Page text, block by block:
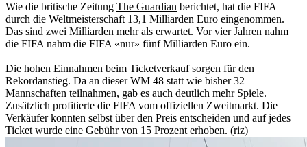
Wie die britische Zeitung The Guardian berichtet, hat die FIFA
durch die Weltmeisterschaft 13,1 Milliarden Euro eingenommen.
Das sind zwei Milliarden mehr als erwartet. Vor vier Jahren nahm
die FIFA nahm die FIFA «nur» fünf Milliarden Euro ein.
Die hohen Einnahmen beim Ticketverkauf sorgen für den
Rekordanstieg. Da an dieser WM 48 statt wie bisher 32
Mannschaften teilnahmen, gab es auch deutlich mehr Spiele.
Zusätzlich profitierte die FIFA vom offiziellen Zweitmarkt. Die
Verkäufer konnten selbst über den Preis entscheiden und auf jedes
Ticket wurde eine Gebühr von 15 Prozent erhoben. (riz)